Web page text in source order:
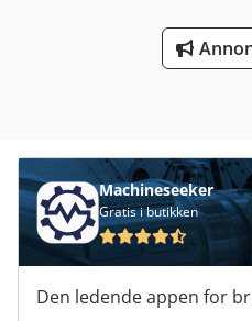
Machineseeker
Gratis i butikken
Den ledende appen for